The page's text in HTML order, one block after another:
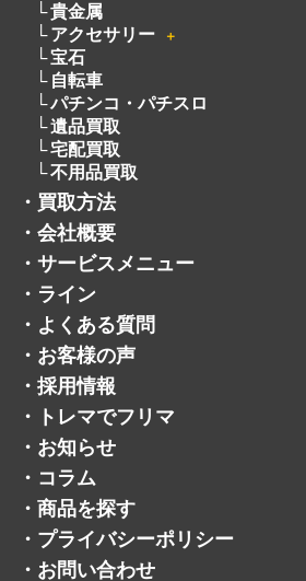
貴金属
アクセサリー
＋
宝石
自転車
パチンコ・パチスロ
遺品買取
宅配買取
不用品買取
・ 買取方法
・ 会社概要
・ サービスメニュー
・ ライン
・ よくある質問
・ お客様の声
・ 採用情報
・
トレマでフリマ
・ お知らせ
・ コラム
・ 商品を探す
・ プライバシーポリシー
・ お問い合わせ